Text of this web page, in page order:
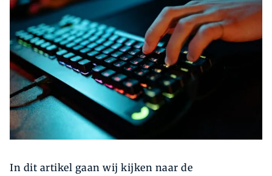
Zoeken
In dit artikel gaan wij kijken naar de